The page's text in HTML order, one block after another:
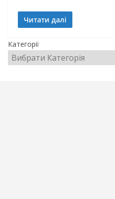
Читати далі
Категорії